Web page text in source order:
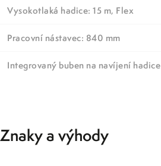
Vysokotlaká hadice: 15 m, Flex
Pracovní nástavec: 840 mm
Integrovaný buben na navíjení hadice
Znaky a výhody